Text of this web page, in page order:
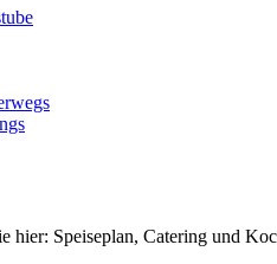
hier: Speiseplan, Catering und